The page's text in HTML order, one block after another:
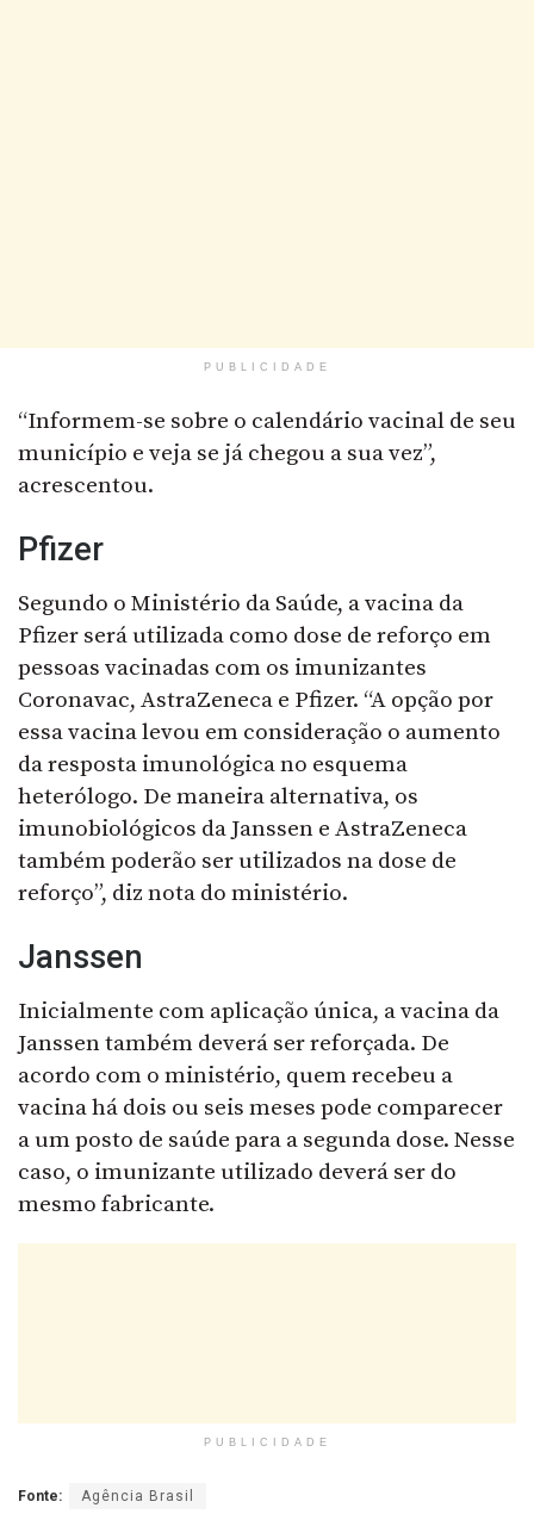
PUBLICIDADE
“Informem-se sobre o calendário vacinal de seu
município e veja se já chegou a sua vez”,
acrescentou.
Pfizer
Segundo o Ministério da Saúde, a vacina da
Pfizer será utilizada como dose de reforço em
pessoas vacinadas com os imunizantes
Coronavac, AstraZeneca e Pfizer. “A opção por
essa vacina levou em consideração o aumento
da resposta imunológica no esquema
heterólogo. De maneira alternativa, os
imunobiológicos da Janssen e AstraZeneca
também poderão ser utilizados na dose de
reforço”, diz nota do ministério.
Janssen
Inicialmente com aplicação única, a vacina da
Janssen também deverá ser reforçada. De
acordo com o ministério, quem recebeu a
vacina há dois ou seis meses pode comparecer
a um posto de saúde para a segunda dose. Nesse
caso, o imunizante utilizado deverá ser do
mesmo fabricante.
PUBLICIDADE
Fonte: Agência Brasil